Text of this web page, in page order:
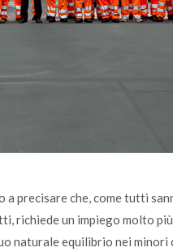
a precisare che, come tutti
richiede un impiego molto
naturale equilibrio nei